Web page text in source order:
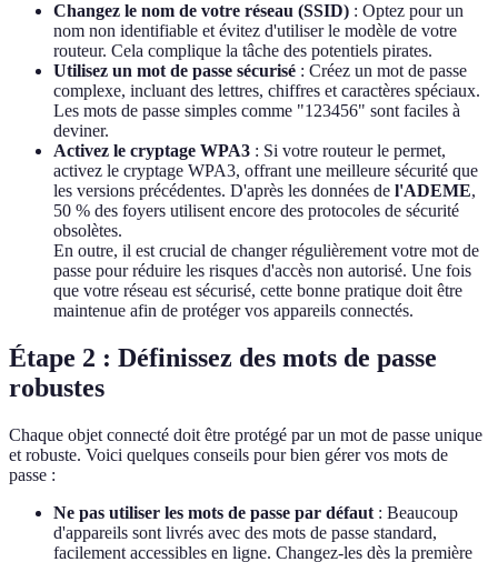
Changez le nom de votre réseau (SSID) : Optez pour un
nom non identifiable et évitez d'utiliser le modèle de votre
routeur. Cela complique la tâche des potentiels pirates.
Utilisez un mot de passe sécurisé : Créez un mot de passe
complexe, incluant des lettres, chiffres et caractères spéciaux.
Les mots de passe simples comme "123456" sont faciles à
deviner.
Activez le cryptage WPA3 : Si votre routeur le permet,
activez le cryptage WPA3, offrant une meilleure sécurité que
les versions précédentes. D'après les données de l'ADEME,
50 % des foyers utilisent encore des protocoles de sécurité
obsolètes.
En outre, il est crucial de changer régulièrement votre mot de
passe pour réduire les risques d'accès non autorisé. Une fois
que votre réseau est sécurisé, cette bonne pratique doit être
maintenue afin de protéger vos appareils connectés.
Étape 2 : Définissez des mots de passe
robustes
Chaque objet connecté doit être protégé par un mot de passe unique
et robuste. Voici quelques conseils pour bien gérer vos mots de
passe :
Ne pas utiliser les mots de passe par défaut : Beaucoup
d'appareils sont livrés avec des mots de passe standard,
facilement accessibles en ligne. Changez-les dès la première